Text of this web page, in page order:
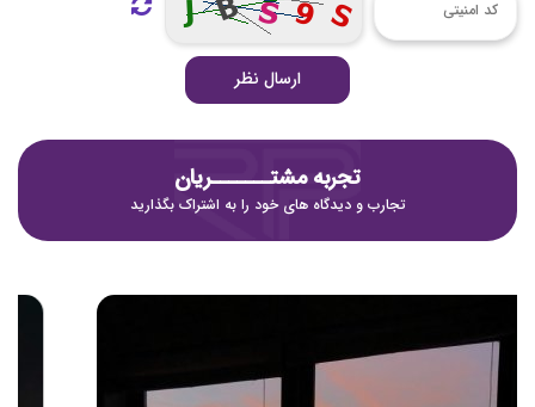
ارسال نظر
تجربه مشتـــــــریان
تجارب و دیدگاه های خود را به اشتراک بگذارید